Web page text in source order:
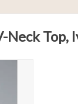
Neck Top,